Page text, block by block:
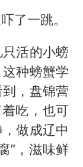
了一跳。
活的小螃
种螃蟹学
，盘锦营
吃，也可
做成辽中
”，滋味鲜